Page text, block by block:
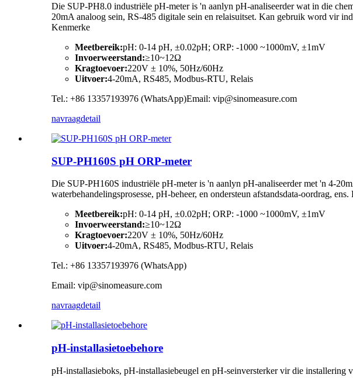
Die SUP-PH8.0 industriële pH-meter is 'n aanlyn pH-analiseerder wat in die
20mA analoog sein, RS-485 digitale sein en relaisuitset. Kan gebruik word vir
Kenmerke
Meetbereik:pH: 0-14 pH, ±0.02pH; ORP: -1000 ~1000mV, ±1mV
Invoerweerstand:≥10~12Ω
Kragtoevoer:220V ± 10%, 50Hz/60Hz
Uitvoer:4-20mA, RS485, Modbus-RTU, Relais
Tel.: +86 13357193976 (WhatsApp)Email: vip@sinomeasure.com
navraagdetail
SUP-PH160S pH ORP-meter
Die SUP-PH160S industriële pH-meter is 'n aanlyn pH-analiseerder met 'n 4-
waterbehandelingsprosesse, pH-beheer, en ondersteun afstandsdata-oordrag, ens.
Meetbereik:pH: 0-14 pH, ±0.02pH; ORP: -1000 ~1000mV, ±1mV
Invoerweerstand:≥10~12Ω
Kragtoevoer:220V ± 10%, 50Hz/60Hz
Uitvoer:4-20mA, RS485, Modbus-RTU, Relais
Tel.: +86 13357193976 (WhatsApp)
Email: vip@sinomeasure.com
navraagdetail
pH-installasietoebehore
pH-installasieboks, pH-installasiebeugel en pH-seinversterker vir die installering